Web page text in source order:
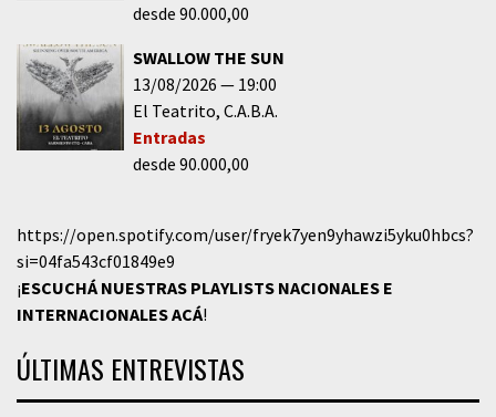
desde 90.000,00
SWALLOW THE SUN
13/08/2026
19:00
El Teatrito C.A.B.A.
Entradas
desde 90.000,00
https://open.spotify.com/user/fryek7yen9yhawzi5yku0hbcs?
si=04fa543cf01849e9
¡ESCUCHÁ NUESTRAS PLAYLISTS NACIONALES E
INTERNACIONALESACÁ!
ÚLTIMAS ENTREVISTAS